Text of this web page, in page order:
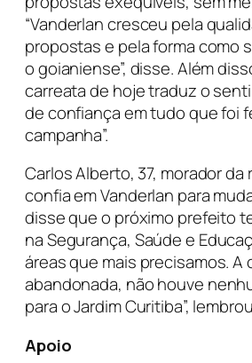
“Vanderlan cresceu pela
propostas e pela forma como
o goianiense”, disse. Além
carreata de hoje traduz o
de confiança em tudo que foi
campanha”.
Carlos Alberto, 37, morador
confia em Vanderlan para
disse que o próximo prefeito
na Segurança, Saúde e
áreas que mais precisamos. A
abandonada, não houve
para o Jardim Curitiba”,
Apoio